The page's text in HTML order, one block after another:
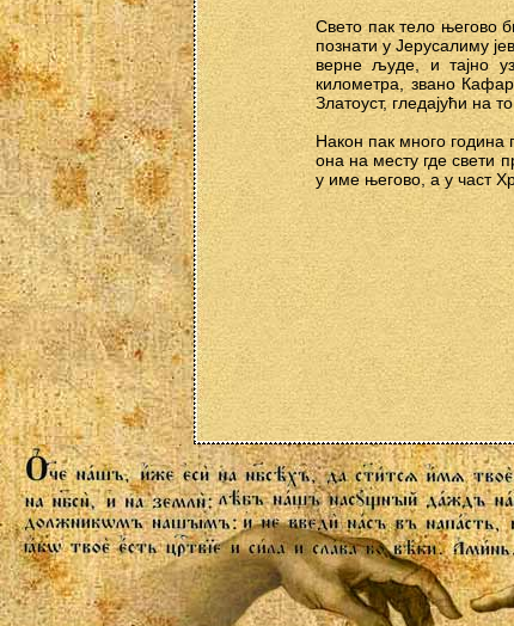
Свето пак тело његово
познати у Јерусалиму
верне људе, и тајно
километра, звано
Златоуст, гледајући на
Након пак много година
она на месту где свети
у име његово, а у част